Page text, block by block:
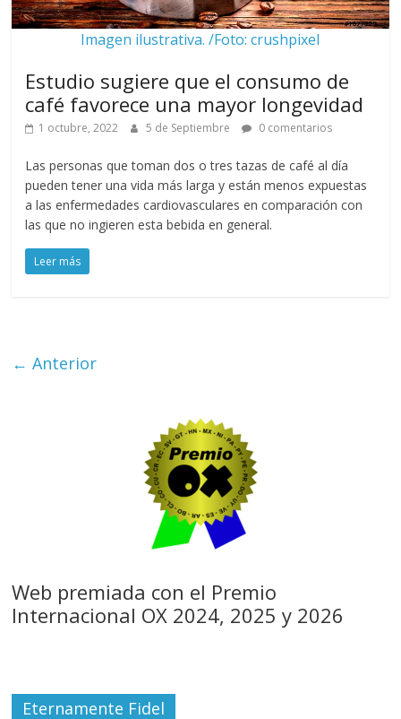
Imagen ilustrativa. /Foto: crushpixel
Estudio sugiere que el consumo de
café favorece una mayor longevidad
1 octubre, 2022 5 de Septiembre 0 comentarios
Las personas que toman dos o tres tazas de café al día
pueden tener una vida más larga y están menos expuestas
a las enfermedades cardiovasculares en comparación con
las que no ingieren esta bebida en general.
Leer más
← Anterior
Web premiada con el Premio
Internacional OX 2024, 2025 y 2026
Eternamente Fidel